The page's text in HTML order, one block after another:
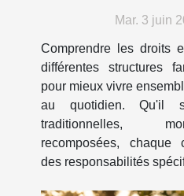
différentesMar. 3 juin
Comprendre les droits
différentes structures
pour mieux vivre
au quotidien. Qu'il
traditionnelles,
recomposées, chaque
des responsabilités